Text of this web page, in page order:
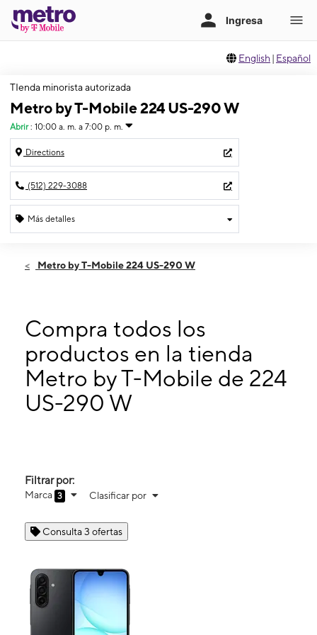
English | Español
TIenda minorista autorizada
Metro by T-Mobile 224 US-290 W
Abrir : 10:00 a. m. a 7:00 p. m.
Directions
(512) 229-3088
Más detalles
Viernes:10:00 a. m. a 7:00 p. m.
Martes:
10:00 a. m. a 7:00 p. m.
Miérc: 10:00 a. m. a 7:00 p. m.
Jueves:10:00 a. m. a 7:00 p. m.
224 US-290 W Ste 226 Elgin, TX 78621
Metro by T-Mobile 224 US-290 W
Compra todos los
productos en la tienda
Metro by T-Mobile de 224
US-290 W
Filtrar por:
Marca 3 Clasificar por
Consulta 3 ofertas